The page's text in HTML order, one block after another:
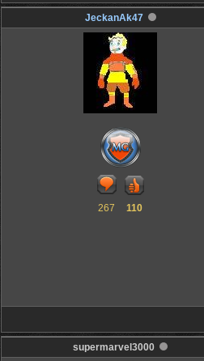
JeckanAk47
267 110
supermarvel3000